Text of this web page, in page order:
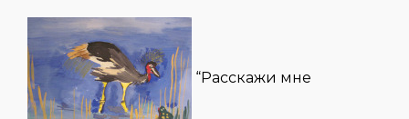
“Расскажи мне